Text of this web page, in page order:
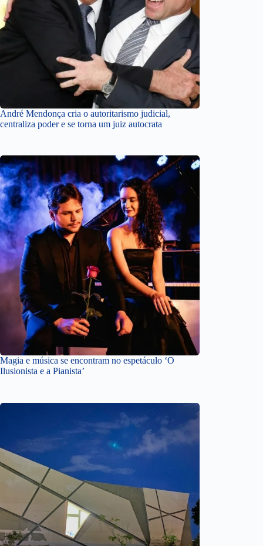
André Mendonça cria o autoritarismo judicial,
centraliza poder e se torna um juiz autocrata
Magia e música se encontram no espetáculo ‘O
Ilusionista e a Pianista’